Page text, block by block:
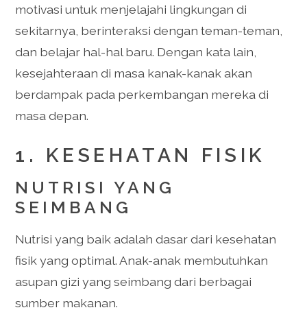
motivasi untuk menjelajahi lingkungan di
sekitarnya, berinteraksi dengan teman-teman,
dan belajar hal-hal baru. Dengan kata lain,
kesejahteraan di masa kanak-kanak akan
berdampak pada perkembangan mereka di
masa depan.
1. KESEHATAN FISIK
NUTRISI YANG
SEIMBANG
Nutrisi yang baik adalah dasar dari kesehatan
fisik yang optimal. Anak-anak membutuhkan
asupan gizi yang seimbang dari berbagai
sumber makanan.